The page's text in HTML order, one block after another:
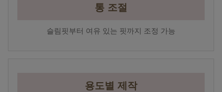
통 조절
슬림핏부터 여유 있는 핏까지 조정 가능
용도별 제작